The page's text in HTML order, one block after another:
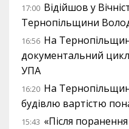
17:00 Відійшов у
Тернопільщини
16:56 На
документальний
УПА
16:20 На
будівлю вартістю
15:43 «Після